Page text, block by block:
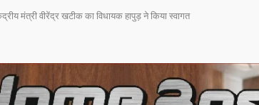
मंत्री वीरेंद्र खटीक का विधायक हापुड़ ने किया स्वागत